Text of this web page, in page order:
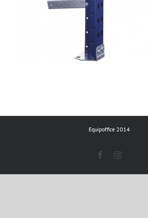
Equipoffice 2014
FacebookInstagram